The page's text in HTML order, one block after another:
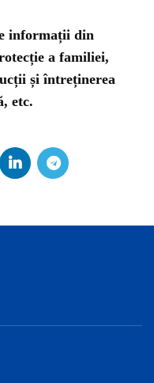
informații din
a familiei,
și întreținerea
etc.